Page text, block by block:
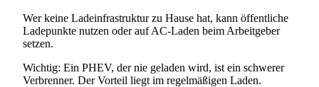
Wer keine Ladeinfrastruktur zu Hause hat, kann öffentliche
Ladepunkte nutzen oder auf AC-Laden beim Arbeitgeber
setzen.
Wichtig: Ein PHEV, der nie geladen wird, ist ein schwerer
Verbrenner. Der Vorteil liegt im regelmäßigen Laden.